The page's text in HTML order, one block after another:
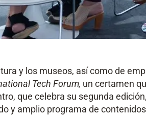
y los museos, así como de
Tech Forum, un certamen
que celebra su segunda
y amplio programa de